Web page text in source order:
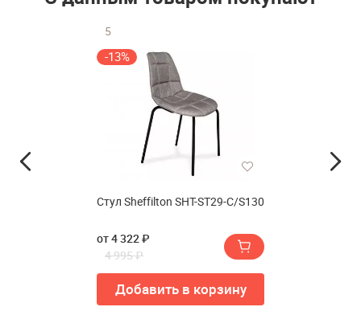
5
-13%
Стул Sheffilton SHT-ST29-C/S130
от 4 322 ₽
4 995 ₽
Добавить в корзину